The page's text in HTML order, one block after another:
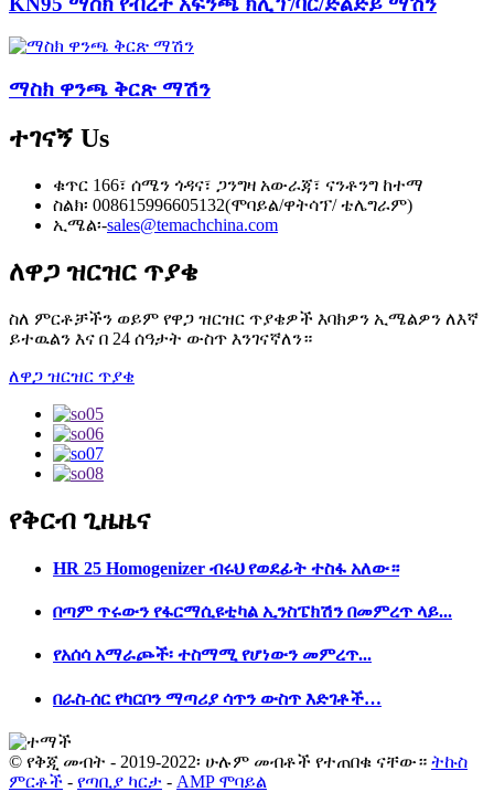
ማስክ ዋንጫ ቅርጽ ማሽን
ተገናኝ Us
ቁጥር 166፣ ሰሜን ጎዳና፣ ጋንግዛ አውራጃ፣ ናንቶንግ ከተማ
ስልክ፡ 008615996605132(ሞባይል/ዋትሳፕ/ ቴሌግራም)
ኢሜል፡-sales@temachchina.com
ለዋጋ ዝርዝር ጥያቄ
ስለ ምርቶቻችን ወይም የዋጋ ዝርዝር ጥያቄዎች እባክዎን ኢሜልዎን ለእኛ
ይተዉልን እና በ 24 ሰዓታት ውስጥ እንገናኛለን።
ለዋጋ ዝርዝር ጥያቄ
የቅርብ ጊዜዜና
HR 25 Homogenizer ብሩህ የወደፊት ተስፋ አለው።
በጣም ጥሩውን የፋርማሲዩቲካል ኢንስፔክሽን በመምረጥ ላይ...
የአሰሳ አማራጮች፡ ተስማሚ የሆነውን መምረጥ...
በራስ-ሰር የካርቦን ማጣሪያ ሳጥን ውስጥ እድገቶች…
© የቅጂ መብት - 2019-2022፡ ሁሉም መብቶች የተጠበቁ ናቸው። ትኩስ
ምርቶች - የጣቢያ ካርታ - AMP ሞባይል